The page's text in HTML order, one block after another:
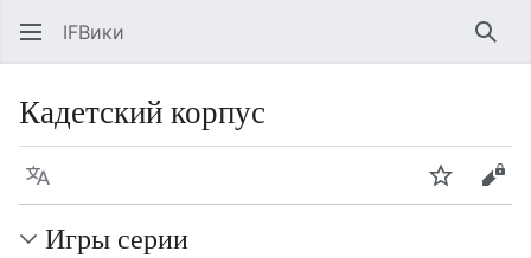
IFВики
Кадетский корпус
Язык Следить
Игры серии